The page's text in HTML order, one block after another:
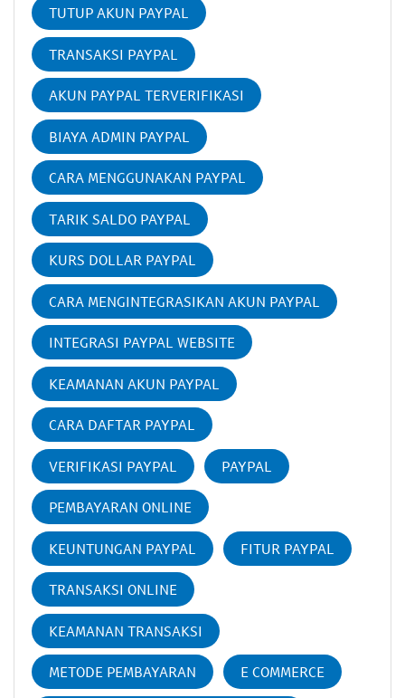
TUTUP AKUN PAYPAL
TRANSAKSI PAYPAL
AKUN PAYPAL TERVERIFIKASI
BIAYA ADMIN PAYPAL
CARA MENGGUNAKAN PAYPAL
TARIK SALDO PAYPAL
KURS DOLLAR PAYPAL
CARA MENGINTEGRASIKAN AKUN PAYPAL
INTEGRASI PAYPAL WEBSITE
KEAMANAN AKUN PAYPAL
CARA DAFTAR PAYPAL
VERIFIKASI PAYPAL PAYPAL
PEMBAYARAN ONLINE
KEUNTUNGAN PAYPAL FITUR PAYPAL
TRANSAKSI ONLINE
KEAMANAN TRANSAKSI
METODE PEMBAYARAN E COMMERCE